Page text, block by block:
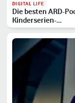
DIGITAL LIFE
Die besten ARD-
Kinderserien-…